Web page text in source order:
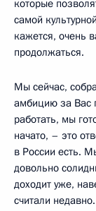
которые
самой
кажется, очень
продолжаться.
Мы сейчас,
амбицию за Вас
работать, мы
начато, – это
в России есть.
довольно
доходит уже,
считали недавно.